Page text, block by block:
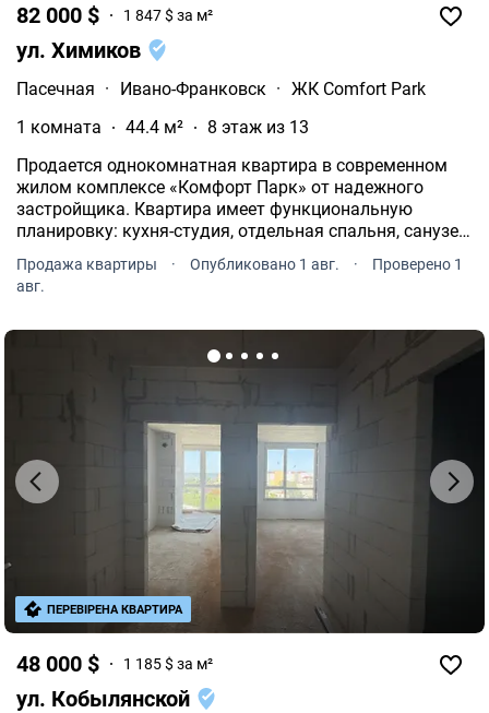
82 000 $ 1 847 $ за м²
ул. Химиков
Пасечная · Ивано-Франковск · ЖК Comfort Park
1 комната
44.4 м²
8 этаж из 13
Продается однокомнатная квартира в современном
жилом комплексе «Комфорт Парк» от надежного
застройщика. Квартира имеет функциональную
планировку: кухня-студия, отдельная спальня, санузел
Продажа квартиры · Опубликовано 1 авг. ·
Проверено 1
авг.
48 000 $ 1 185 $ за м²
ул. Кобылянской
ПЕРЕВІРЕНА КВАРТИРА